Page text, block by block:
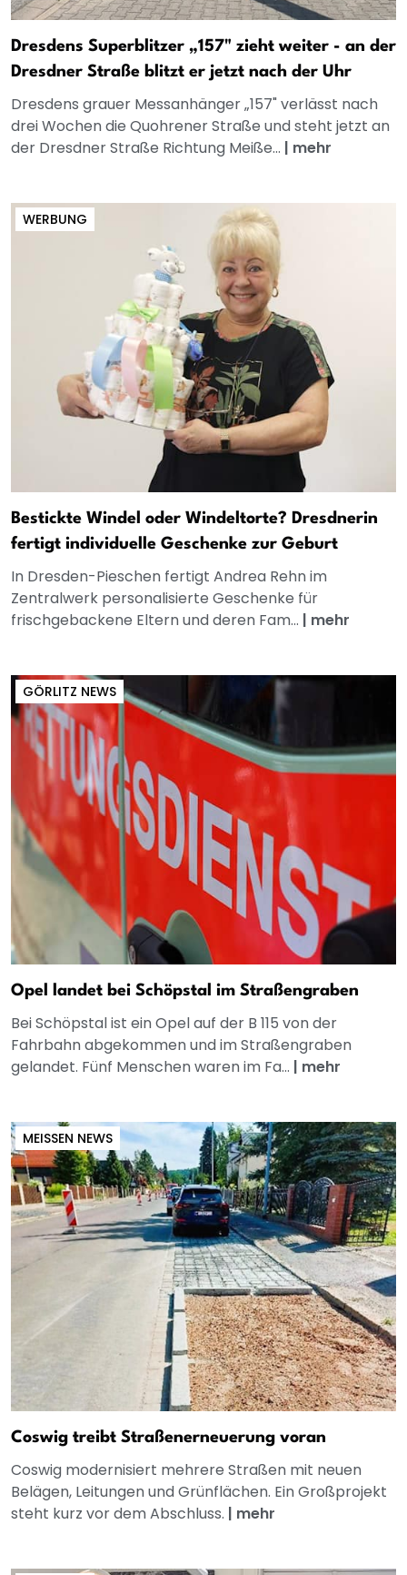
Dresdens Superblitzer „157" zieht weiter - an der
Dresdner Straße blitzt er jetzt nach der Uhr
Dresdens grauer Messanhänger „157" verlässt nach
drei Wochen die Quohrener Straße und steht jetzt an
der Dresdner Straße Richtung Meiße... | mehr
WERBUNG
Bestickte Windel oder Windeltorte? Dresdnerin
fertigt individuelle Geschenke zur Geburt
In Dresden-Pieschen fertigt Andrea Rehn im
Zentralwerk personalisierte Geschenke für
frischgebackene Eltern und deren Fam... | mehr
GÖRLITZ NEWS
Opel landet bei Schöpstal im Straßengraben
Bei Schöpstal ist ein Opel auf der B 115 von der
Fahrbahn abgekommen und im Straßengraben
gelandet. Fünf Menschen waren im Fa... | mehr
MEISSEN NEWS
Coswig treibt Straßenerneuerung voran
Coswig modernisiert mehrere Straßen mit neuen
Belägen, Leitungen und Grünflächen. Ein Großprojekt
steht kurz vor dem Abschluss. | mehr